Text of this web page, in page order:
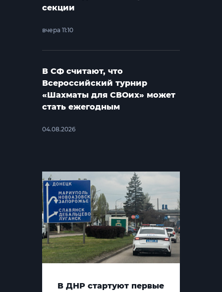
секции
вчера 11:10
В СФ считают, что
Всероссийский турнир
«Шахматы для СВОих» может
стать ежегодным
04.08.2026
В ДНР стартуют первые